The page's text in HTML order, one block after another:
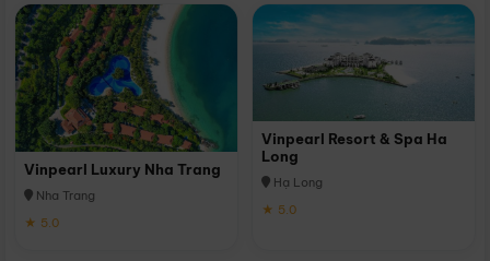
Vinpearl Luxury Nha Trang
Nha Trang
★ 5.0
Vinpearl Resort & Spa Ha
Long
Hạ Long
★ 5.0